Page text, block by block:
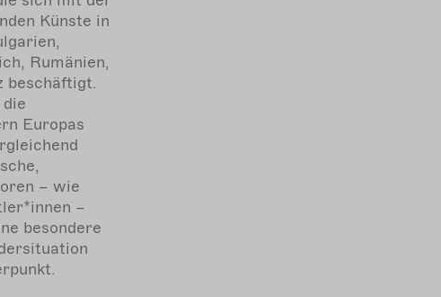
Künste in
Rumänien,
beschäftigt.
Europas
– wie
–
besondere